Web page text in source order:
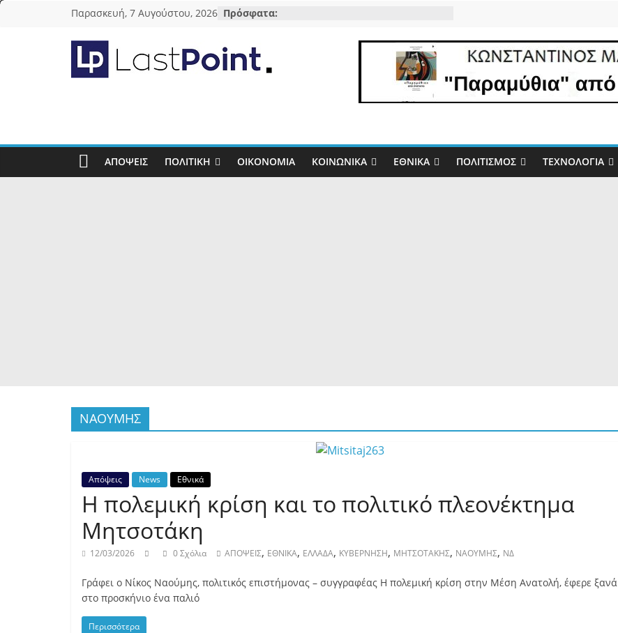
Μετάβαση
Παρασκευή, 7 Αυγούστου, 2026 Πρόσφατα:
lastpoint.gr
τέλους…ΑΠΌΨΕΙΣ ΠΟΛΙΤΙΚΉ ΟΙΚΟΝΟΜΊΑ ΚΟΙΝΩΝΙΚΆ ΕΘΝΙΚΆ ΠΟΛΙΤΙΣΜΌΣ ΤΕΧΝΟΛΟΓΊΑ
ΝΑΟΥΜΗΣ
Απόψεις News Εθνικά
Η πολεμική κρίση και το πολιτικό πλεονέκτημα
Μητσοτάκη
12/03/2026 0 Σχόλια ΑΠΟΨΕΙΣ, ΕΘΝΙΚΑ, ΕΛΛΑΔΑ, ΚΥΒΕΡΝΗΣΗ, ΜΗΤΣΟΤΑΚΗΣ, ΝΑΟΥΜΗΣ, ΝΔ
Γράφει ο Νίκος Ναούμης, πολιτικός επιστήμονας – συγγραφέας Η πολεμική κρίση στην Μέση Ανατολή, έφερε ξανά
στο προσκήνιο ένα παλιό
Περισσότερα